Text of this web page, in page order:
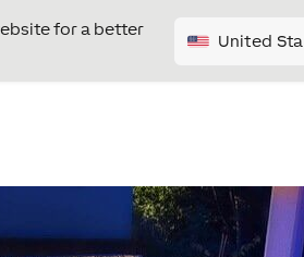
for a better
United